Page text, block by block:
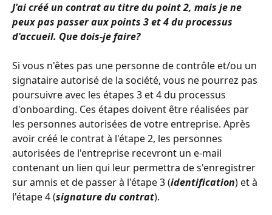
J'ai créé un contrat au titre du point 2, mais je ne
peux pas passer aux points 3 et 4 du processus
d'accueil. Que dois-je faire?
Si vous n'êtes pas une personne de contrôle et/ou un
signataire autorisé de la société, vous ne pourrez pas
poursuivre avec les étapes 3 et 4 du processus
d'onboarding. Ces étapes doivent être réalisées par
les personnes autorisées de votre entreprise. Après
avoir créé le contrat à l'étape 2, les personnes
autorisées de l'entreprise recevront un e-mail
contenant un lien qui leur permettra de s'enregistrer
sur amnis et de passer à l'étape 3 (identification) et à
l'étape 4 (signature du contrat).